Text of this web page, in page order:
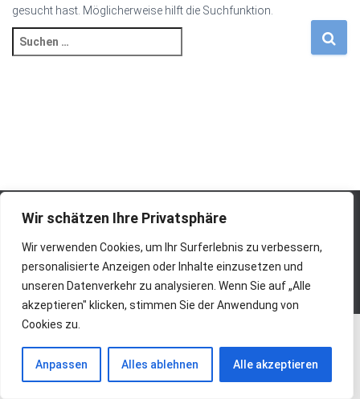
Wir schätzen Ihre Privatsphäre
Wir verwenden Cookies, um Ihr Surferlebnis zu verbessern,
personalisierte Anzeigen oder Inhalte einzusetzen und
unseren Datenverkehr zu analysieren. Wenn Sie auf „Alle
akzeptieren" klicken, stimmen Sie der Anwendung von
Cookies zu.
Anpassen Alles ablehnen Alle akzeptieren
gesucht hast. Möglicherweise hilft die Suchfunktion.
Suchen
nach:
IMPRESSUM KONTAKT